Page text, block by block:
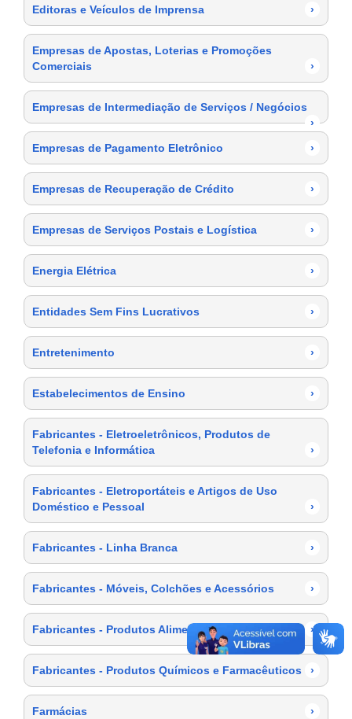
Editoras e Veículos de Imprensa ›
Empresas de Apostas, Loterias e Promoções
Comerciais
›
Empresas de Intermediação de Serviços / Negócios
›
Empresas de Pagamento Eletrônico
›
Empresas de Recuperação de Crédito ›
Empresas de Serviços Postais e Logística ›
Energia Elétrica ›
Entidades Sem Fins Lucrativos ›
Entretenimento ›
Estabelecimentos de Ensino ›
Fabricantes - Eletroeletrônicos, Produtos de
Telefonia e Informática
›
Fabricantes - Eletroportáteis e Artigos de Uso
Doméstico e Pessoal
›
Fabricantes - Linha Branca ›
Fabricantes - Móveis, Colchões e Acessórios ›
Fabricantes - Produtos Alimentícios ›
Fabricantes - Produtos Químicos e Farmacêuticos ›
Farmácias ›